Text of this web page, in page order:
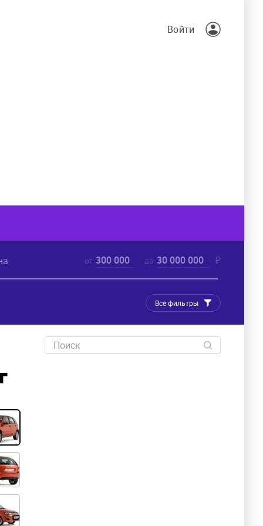
Войти
от 300 000 до 30 000 000 ₽
Все фильтры